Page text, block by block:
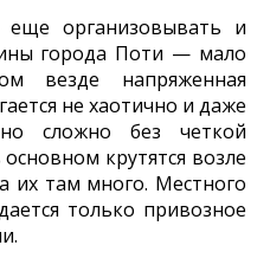
организовывать и
города Поти — мало
везде напряженная
не хаотично и даже
сложно без четкой
крутятся возле
их там много. Местного
только привозное